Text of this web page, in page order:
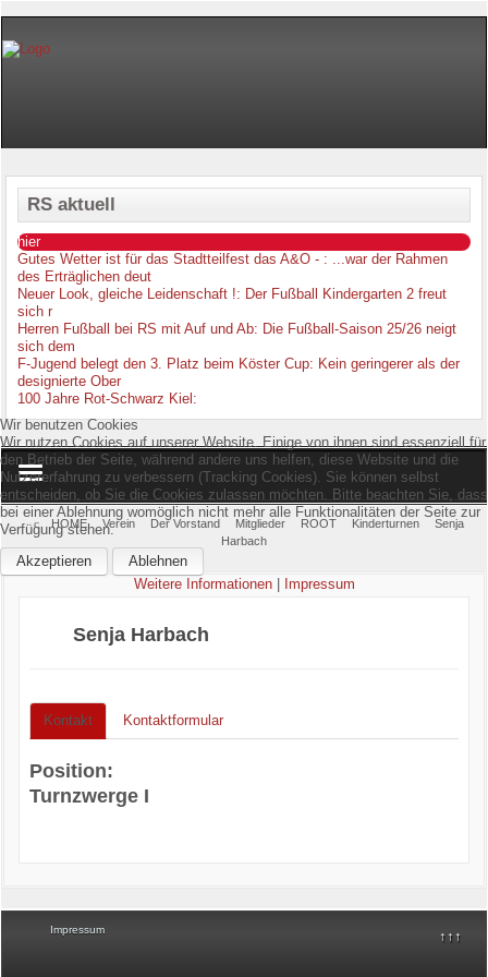
RS aktuell
hier
Gutes Wetter ist für das Stadtteilfest das A&O - : ...war der Rahmen
des Erträglichen deut
Neuer Look, gleiche Leidenschaft !: Der Fußball Kindergarten 2 freut
sich r
Herren Fußball bei RS mit Auf und Ab: Die Fußball-Saison 25/26 neigt
sich dem
F-Jugend belegt den 3. Platz beim Köster Cup: Kein geringerer als der
designierte Ober
100 Jahre Rot-Schwarz Kiel :
Home
Verein
Kinderschutz
Events
Gastronomie
HOME Verein Der Vorstand Mitglieder ROOT Kinderturnen
Senja
Harbach
Senja Harbach
Kontakt Kontaktformular
Position:
Turnzwerge I
↑↑↑
Impressum
Wir benutzen Cookies
Wir nutzen Cookies auf unserer Website. Einige von ihnen sind essenziell für
den Betrieb der Seite, während andere uns helfen, diese Website und die
Nutzererfahrung zu verbessern (Tracking Cookies). Sie können selbst
entscheiden, ob Sie die Cookies zulassen möchten. Bitte beachten Sie, dass
bei einer Ablehnung womöglich nicht mehr alle Funktionalitäten der Seite zur
Verfügung stehen.
Akzeptieren
Ablehnen
Weitere Informationen| Impressum